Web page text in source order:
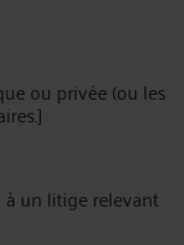
ou privée (ou les
un litige relevant